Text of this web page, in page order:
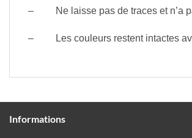
– Ne laisse pas de traces et n’a
– Les couleurs restent intactes
Informations